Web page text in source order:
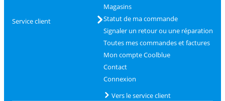
Service client
Magasins
Statut de ma commande
Signaler un retour ou une réparation
Toutes mes commandes et factures
Mon compte Coolblue
Contact
Connexion
Vers le service client